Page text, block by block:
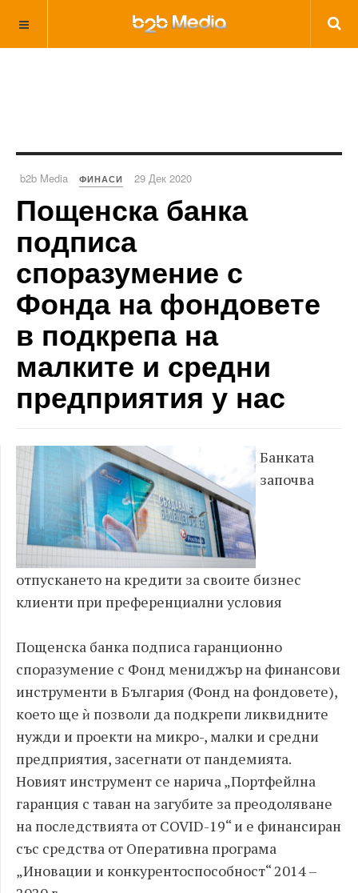
b2b Media ФИНАСИ 29 Дек 2020
Пощенска банка
подписа
споразумение с
Фонда на фондовете
в подкрепа на
малките и средни
предприятия у нас
Банката
започва
отпускането на кредити за своите бизнес
клиенти при преференциални условия
Пощенска банка подписа гаранционно
споразумение с Фонд мениджър на финансови
инструменти в България (Фонд на фондовете),
което ще ѝ позволи да подкрепи ликвидните
нужди и проекти на микро-, малки и средни
предприятия, засегнати от пандемията.
Новият инструмент се нарича „Портфейлна
гаранция с таван на загубите за преодоляване
на последствията от COVID-19“ и е финансиран
със средства от Оперативна програма
„Иновации и конкурентоспособност“ 2014 –